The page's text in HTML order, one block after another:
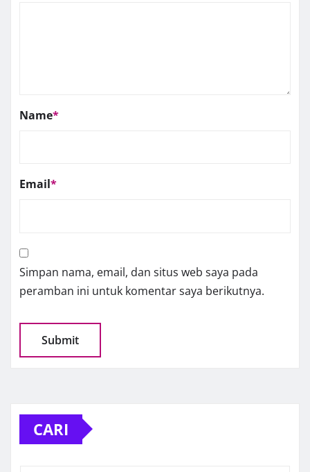
Name*
Email*
Simpan nama, email, dan situs web saya pada
peramban ini untuk komentar saya berikutnya.
CARI